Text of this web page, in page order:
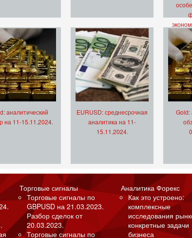
аналитический
на 11-15.11.2024.
EURUSD: среднесрочная
аналитика на 11-
15.11.2024.
Gold:
Торговые сигналы
Торговые сигналы по
GBPUSD на 21.03.2023.
Разбор сделок от
20.03.2023.
Торговые сигналы по
Аналитика Форекс
Как это устроено:
комплексные
исследования
конкретные задачи
бизнеса